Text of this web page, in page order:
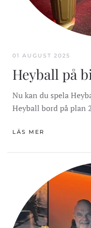
01 AUGUST 2025
Heyball på
Nu kan du spela
Heyball bord på plan
LÄS MER